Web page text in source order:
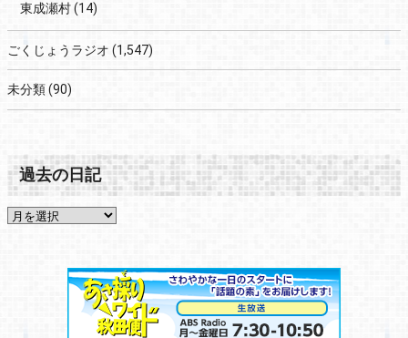
東成瀬村(14)
ごくじょうラジオ (1,547)
未分類(90)
過去の日記